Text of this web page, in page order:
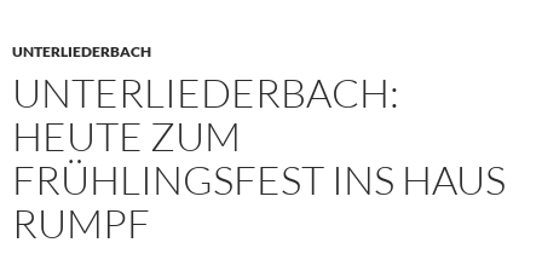
UNTERLIEDERBACH
UNTERLIEDERBACH:
HEUTE ZUM
FRÜHLINGSFEST INS HAUS
RUMPF